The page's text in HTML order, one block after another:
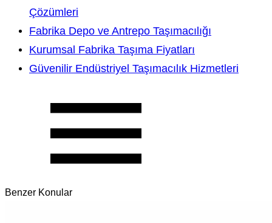
Çözümleri
Fabrika Depo ve Antrepo Taşımacılığı
Kurumsal Fabrika Taşıma Fiyatları
Güvenilir Endüstriyel Taşımacılık Hizmetleri
Benzer Konular